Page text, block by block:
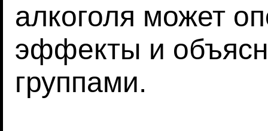
алкоголя может
эффекты и
группами.